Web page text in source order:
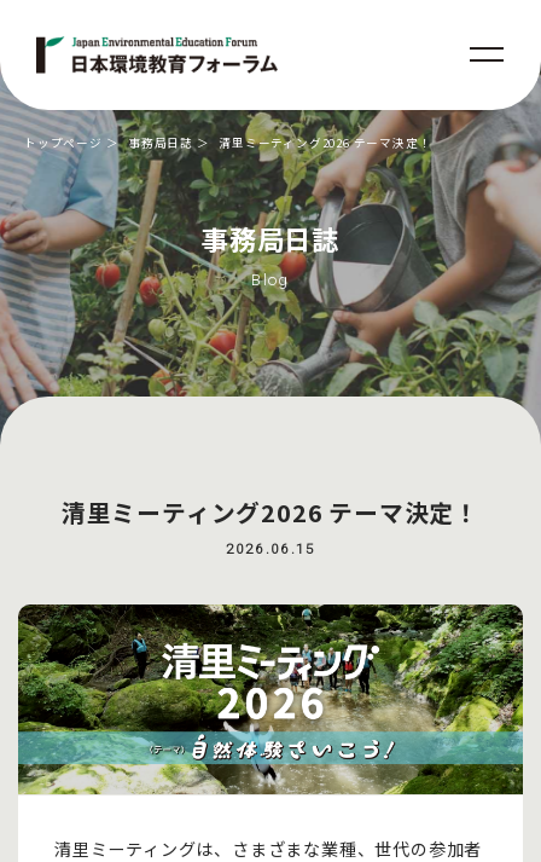
事務局日誌
Blog
トップページ 事務局日誌 清里ミーティング2026 テーマ決定！
清里ミーティング2026 テーマ決定！
2026.06.15
清里ミーティングは、さまざまな業種、世代の参加者